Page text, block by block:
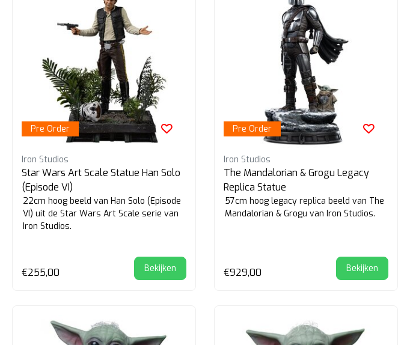
Pre Order
Iron Studios
Star Wars Art Scale Statue Han Solo
(Episode VI)
22cm hoog beeld van Han Solo (Episode
VI) uit de Star Wars Art Scale serie van
Iron Studios.
€255,00 Bekijken
Pre Order
Iron Studios
The Mandalorian & Grogu Legacy
Replica Statue
57cm hoog legacy replica beeld van The
Mandalorian & Grogu van Iron Studios.
€929,00 Bekijken